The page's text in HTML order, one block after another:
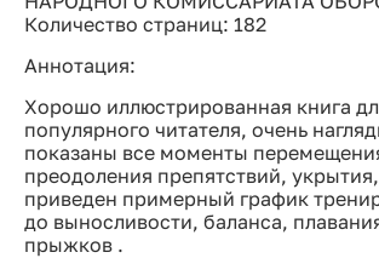
Количество страниц: 182
Аннотация:
Хорошо иллюстрированная книга
популярного читателя, очень
показаны все моменты
преодоления препятствий,
приведен примерный график
до выносливости, баланса,
прыжков .